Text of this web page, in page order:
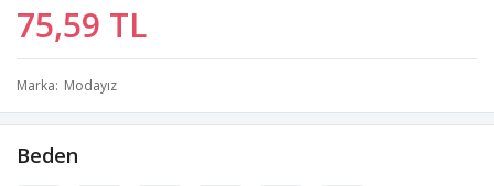
75,59 TL
Marka Modayız
Beden